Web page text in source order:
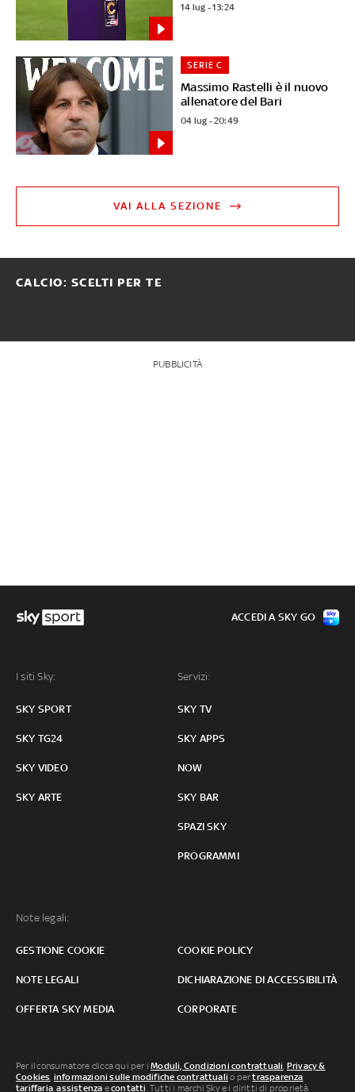
14 lug - 13:24
Massimo Rastelli è il nuovo
allenatore del Bari
SERIE C
04 lug - 20:49
VAI ALLA SEZIONE
CALCIO: SCELTI PER TE
PUBBLICITÀ
I siti Sky:
SKY SPORT
SKY TG24
SKY VIDEO
SKY ARTE
Servizi:
SKY TV
SKY APPS
NOW
SKY BAR
SPAZI SKY
PROGRAMMI
Note legali:
GESTIONE COOKIE COOKIE POLICY
NOTE LEGALI DICHIARAZIONE DI ACCESSIBILITÀ
OFFERTA SKY MEDIA CORPORATE
ACCEDI A SKY GO
Per il consumatore clicca qui per iModuli, Condizioni contrattuali, Privacy &
Cookies, informazioni sulle modifiche contrattuali o pertrasparenza
tariffaria,assistenza econtatti. Tutti i marchi Sky e i diritti di proprietà